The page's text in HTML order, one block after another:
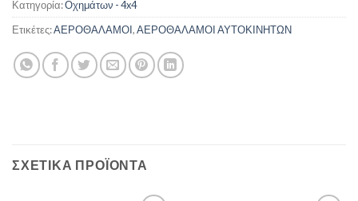
Κατηγορία:Οχημάτων - 4x4
Ετικέτες:ΑΕΡΟΘΑΛΑΜΟΙ,ΑΕΡΟΘΑΛΑΜΟΙ ΑΥΤΟΚΙΝΗΤΩΝ
ΣΧΕΤΙΚΆ ΠΡΟΪΌΝΤΑ